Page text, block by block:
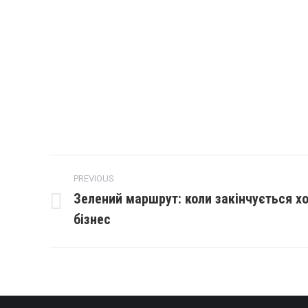
PREVIOUS
Зелений маршрут: коли закінчується
бізнес